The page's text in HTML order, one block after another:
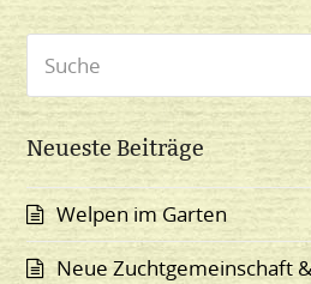
Neueste Beiträge
Welpen im Garten
Neue Zuchtgemeinschaft